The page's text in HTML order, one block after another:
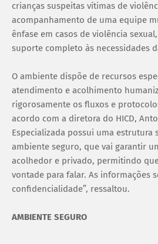
crianças suspeitas vítimas de
acompanhamento de uma equipe
ênfase em casos de violência
suporte completo às necessidades
O ambiente dispõe de recursos
atendimento e acolhimento
rigorosamente os fluxos e
acordo com a diretora do HICD,
Especializada possui uma estrutura
ambiente seguro, que vai garantir
acolhedor e privado, permitindo
vontade para falar. As informações
confidencialidade”, ressaltou.
AMBIENTE SEGURO